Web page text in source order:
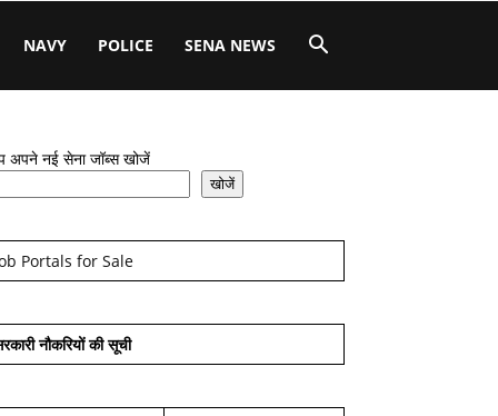
NAVY POLICE SENA NEWS
अपने नई सेना जॉब्स खोजें
खोजें
Portals for Sale
नौकरियों की सूची